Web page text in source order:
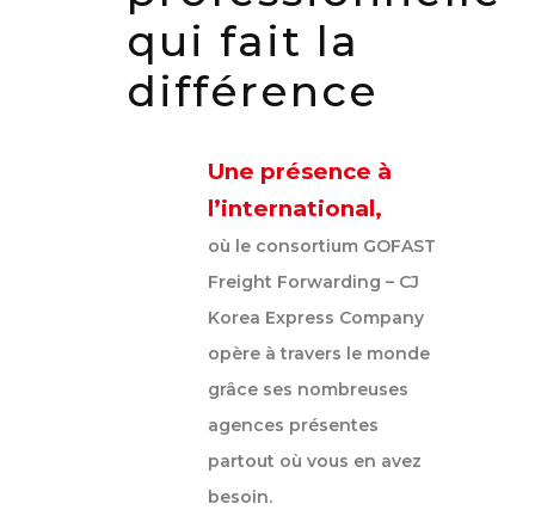
qui fait la
différence
Une présence à
l’international,
où le consortium GOFAST
Freight Forwarding – CJ
Korea Express Company
opère à travers le monde
grâce ses nombreuses
agences présentes
partout où vous en avez
besoin.